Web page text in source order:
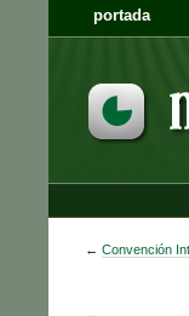
portada
← Convención